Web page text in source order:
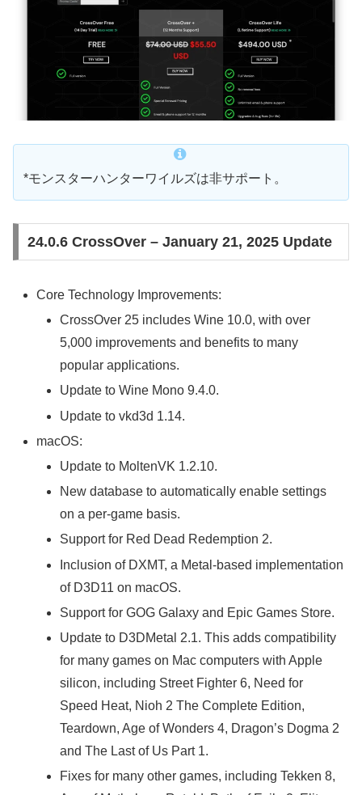
*モンスターハンターワイルズは非サポート。
24.0.6 CrossOver – January 21, 2025 Update
Core Technology Improvements:
CrossOver 25 includes Wine 10.0, with over
5,000 improvements and benefits to many
popular applications.
Update to Wine Mono 9.4.0.
Update to vkd3d 1.14.
macOS:
Update to MoltenVK 1.2.10.
New database to automatically enable settings
on a per-game basis.
Support for Red Dead Redemption 2.
Inclusion of DXMT, a Metal-based implementation
of D3D11 on macOS.
Support for GOG Galaxy and Epic Games Store.
Update to D3DMetal 2.1. This adds compatibility
for many games on Mac computers with Apple
silicon, including Street Fighter 6, Need for
Speed Heat, Nioh 2 The Complete Edition,
Teardown, Age of Wonders 4, Dragon’s Dogma 2
and The Last of Us Part 1.
Fixes for many other games, including Tekken 8,